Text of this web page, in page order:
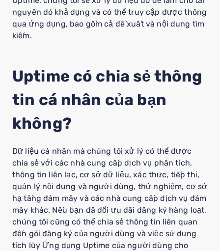
nguyên đó khả dụng và có thể truy cập được thông
qua ứng dụng, bao gồm cả đề xuất và nội dung tìm
kiếm.
Uptime có chia sẻ thông
tin cá nhân của bạn
không?
Dữ liệu cá nhân mà chúng tôi xử lý có thể được
chia sẻ với các nhà cung cấp dịch vụ phân tích,
thông tin liên lạc, cơ sở dữ liệu, xác thực, tiếp thị,
quản lý nội dung và người dùng, thử nghiệm, cơ sở
hạ tầng đám mây và các nhà cung cấp dịch vụ đám
mây khác. Nếu bạn đã đổi ưu đãi đăng ký hàng loạt,
chúng tôi cũng có thể chia sẻ thông tin liên quan
đến gói đăng ký của người dùng và việc sử dụng
tích lũy Ứng dụng Uptime của người dùng cho